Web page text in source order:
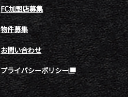
FC加盟店募集
物件募集
お問い合わせ
プライバシーポリシー